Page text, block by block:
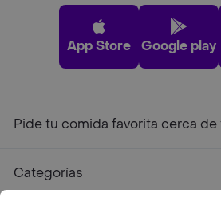
App Store Google play
Pide tu comida favorita cerca de
Categorías